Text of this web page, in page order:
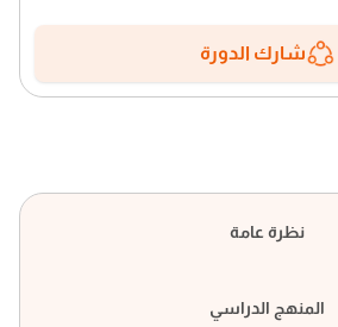
شارك الدورة
نظرة عامة
المنهج الدراسي